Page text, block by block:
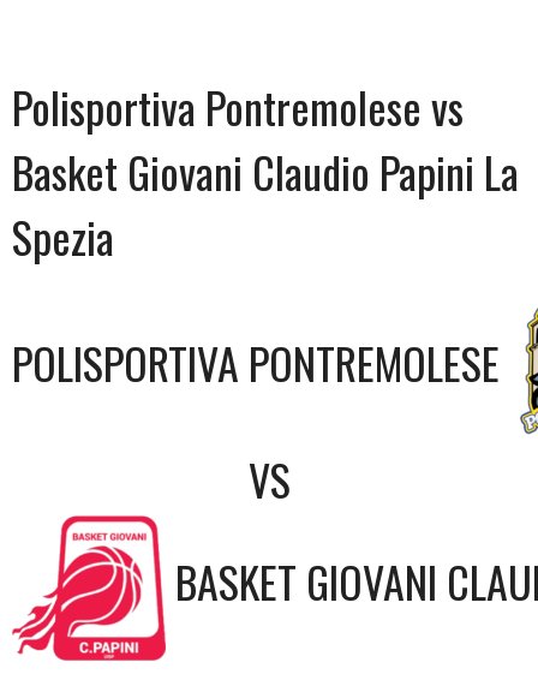
Polisportiva Pontremolese vs
Basket Giovani Claudio Papini La
Spezia
POLISPORTIVA PONTREMOLESE
VS
BASKET GIOVANI